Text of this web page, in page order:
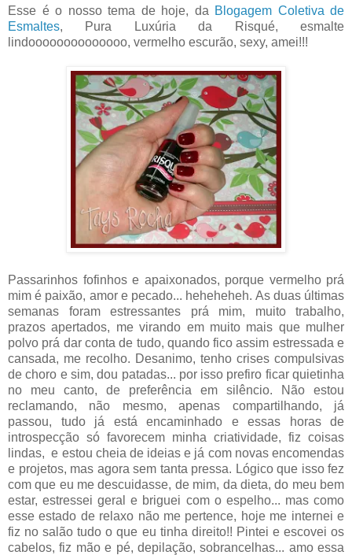
Esse é o nosso tema de hoje, da Blogagem Coletiva de
Esmaltes, Pura Luxúria da Risqué, esmalte
lindoooooooooooooo, vermelho escurão, sexy, amei!!!
Passarinhos fofinhos e apaixonados, porque vermelho prá
mim é paixão, amor e pecado... heheheheh. As duas últimas
semanas foram estressantes prá mim, muito trabalho,
prazos apertados, me virando em muito mais que mulher
polvo prá dar conta de tudo, quando fico assim estressada e
cansada, me recolho. Desanimo, tenho crises compulsivas
de choro e sim, dou patadas... por isso prefiro ficar quietinha
no meu canto, de preferência em silêncio. Não estou
reclamando, não mesmo, apenas compartilhando, já
passou, tudo já está encaminhado e essas horas de
introspecção só favorecem minha criatividade, fiz coisas
lindas, e estou cheia de ideias e já com novas encomendas
e projetos, mas agora sem tanta pressa. Lógico que isso fez
com que eu me descuidasse, de mim, da dieta, do meu bem
estar, estressei geral e briguei com o espelho... mas como
esse estado de relaxo não me pertence, hoje me internei e
fiz no salão tudo o que eu tinha direito!! Pintei e escovei os
cabelos, fiz mão e pé, depilação, sobrancelhas... amo essa